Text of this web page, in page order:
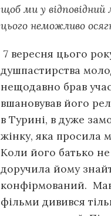
щоб ми у
цього неможливо
7 вересня цього
душпастирства
нещодавно брав
вшановував його
в Турині, в дуже
жінку, яка просила
Коли його батько
доручила йому
конфірмований. Мав
фільми дивився